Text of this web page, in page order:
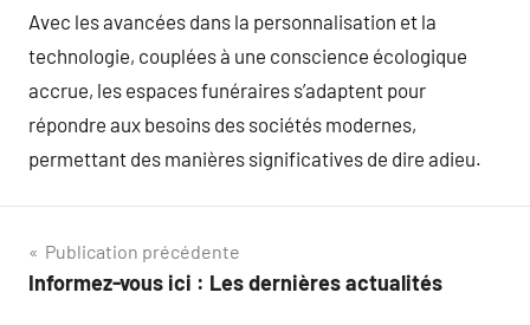
Avec les avancées dans la personnalisation et la
technologie, couplées à une conscience écologique
accrue, les espaces funéraires s’adaptent pour
répondre aux besoins des sociétés modernes,
permettant des manières significatives de dire adieu.
Navigation
de
Publication précédente
Informez-vous ici : Les dernières actualités